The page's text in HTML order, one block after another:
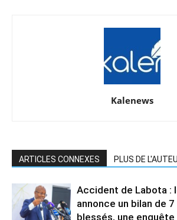
Kalenews
ARTICLES CONNEXES PLUS DE
Accident de Labota :
annonce un bilan de
blessés, une